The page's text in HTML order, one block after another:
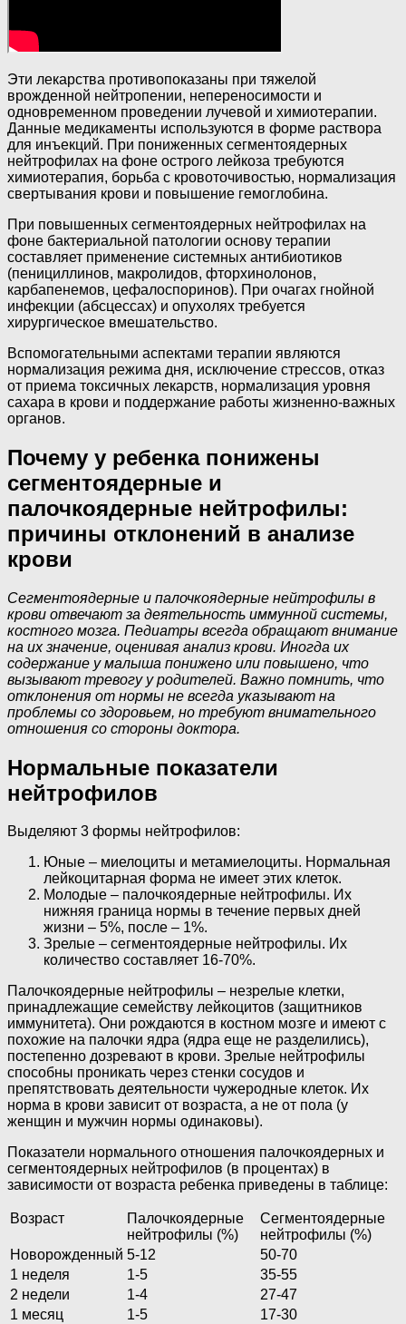
Эти лекарства противопоказаны при тяжелой
врожденной нейтропении, непереносимости и
одновременном проведении лучевой и химиотерапии.
Данные медикаменты используются в форме раствора
для инъекций. При пониженных сегментоядерных
нейтрофилах на фоне острого лейкоза требуются
химиотерапия, борьба с кровоточивостью, нормализация
свертывания крови и повышение гемоглобина.
При повышенных сегментоядерных нейтрофилах на
фоне бактериальной патологии основу терапии
составляет применение системных антибиотиков
(пенициллинов, макролидов, фторхинолонов,
карбапенемов, цефалоспоринов). При очагах гнойной
инфекции (абсцессах) и опухолях требуется
хирургическое вмешательство.
Вспомогательными аспектами терапии являются
нормализация режима дня, исключение стрессов, отказ
от приема токсичных лекарств, нормализация уровня
сахара в крови и поддержание работы жизненно-важных
органов.
Почему у ребенка понижены
сегментоядерные и
палочкоядерные нейтрофилы:
причины отклонений в анализе
крови
Сегментоядерные и палочкоядерные нейтрофилы в
крови отвечают за деятельность иммунной системы,
костного мозга. Педиатры всегда обращают внимание
на их значение, оценивая анализ крови. Иногда их
содержание у малыша понижено или повышено, что
вызывают тревогу у родителей. Важно помнить, что
отклонения от нормы не всегда указывают на
проблемы со здоровьем, но требуют внимательного
отношения со стороны доктора.
Нормальные показатели
нейтрофилов
Выделяют 3 формы нейтрофилов:
Юные – миелоциты и метамиелоциты. Нормальная
лейкоцитарная форма не имеет этих клеток.
Молодые – палочкоядерные нейтрофилы. Их
нижняя граница нормы в течение первых дней
жизни – 5%, после – 1%.
Зрелые – сегментоядерные нейтрофилы. Их
количество составляет 16-70%.
Палочкоядерные нейтрофилы – незрелые клетки,
принадлежащие семейству лейкоцитов (защитников
иммунитета). Они рождаются в костном мозге и имеют с
похожие на палочки ядра (ядра еще не разделились),
постепенно дозревают в крови. Зрелые нейтрофилы
способны проникать через стенки сосудов и
препятствовать деятельности чужеродные клеток. Их
норма в крови зависит от возраста, а не от пола (у
женщин и мужчин нормы одинаковы).
Показатели нормального отношения палочкоядерных и
сегментоядерных нейтрофилов (в процентах) в
зависимости от возраста ребенка приведены в таблице:
Возраст
Палочкоядерные
нейтрофилы (%)
Сегментоядерные
нейтрофилы (%)
Новорожденный 5-12
50-70
1 неделя
1-5
35-55
2 недели
1-4
27-47
1 месяц
1-5
17-30